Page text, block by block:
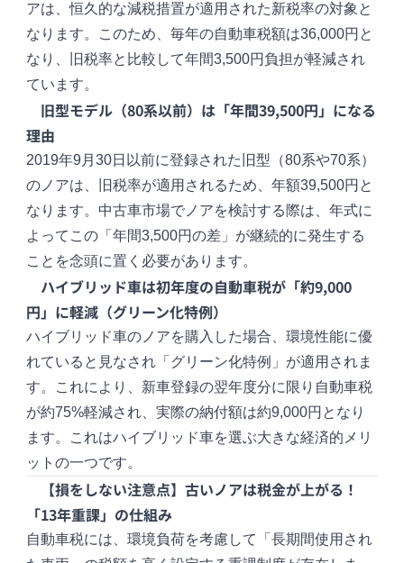
アは、恒久的な減税措置が適用された新税率の対象と
なります。このため、毎年の自動車税額は36,000円と
なり、旧税率と比較して年間3,500円負担が軽減され
ています。
旧型モデル（80系以前）は「年間39,500円」になる
理由
2019年9月30日以前に登録された旧型（80系や70系）
のノアは、旧税率が適用されるため、年額39,500円と
なります。中古車市場でノアを検討する際は、年式に
よってこの「年間3,500円の差」が継続的に発生する
ことを念頭に置く必要があります。
ハイブリッド車は初年度の自動車税が「約9,000
円」に軽減（グリーン化特例）
ハイブリッド車のノアを購入した場合、環境性能に優
れていると見なされ「グリーン化特例」が適用されま
す。これにより、新車登録の翌年度分に限り自動車税
が約75%軽減され、実際の納付額は約9,000円となり
ます。これはハイブリッド車を選ぶ大きな経済的メリ
ットの一つです。
【損をしない注意点】古いノアは税金が上がる！
「13年重課」の仕組み
自動車税には、環境負荷を考慮して「長期間使用され